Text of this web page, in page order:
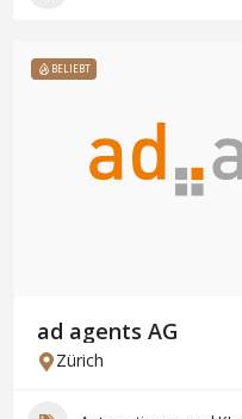
BELIEBT
ad agents AG
Zürich